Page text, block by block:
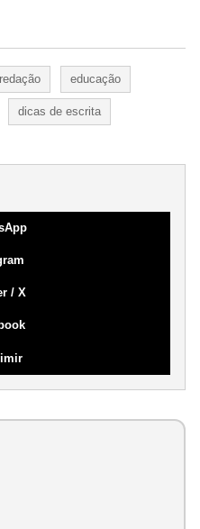
redação educação
dicas de escrita
/ X